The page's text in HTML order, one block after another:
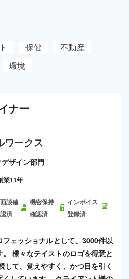
保健
不動産
環境
ナー
ワークス
ザイン部門
業11年
面談確
認済
機密保持
確認済
インボイス
登録済
ェッショナルとして、3000件以
。 様々なテイストのロゴを得意と
して、覚えやすく、かつ目を引く